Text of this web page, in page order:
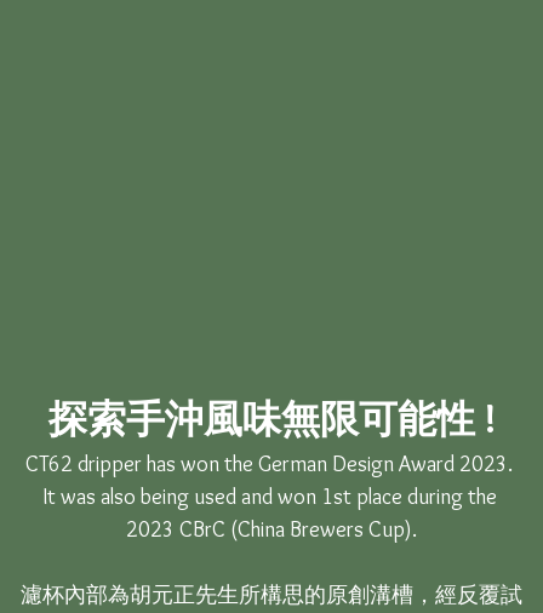
探索手沖風味無限可能性 !
CT62 dripper has won the German Design Award 2023.
It was also being used and won 1st place during the
2023 CBrC (China Brewers Cup).
濾杯內部為胡元正先生所構思的原創溝槽，經反覆試